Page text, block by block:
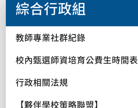
綜合行政組
教師專業社群紀錄
校內甄選師資培育公費生時間表
行政相關法規
【夥伴學校策略聯盟】